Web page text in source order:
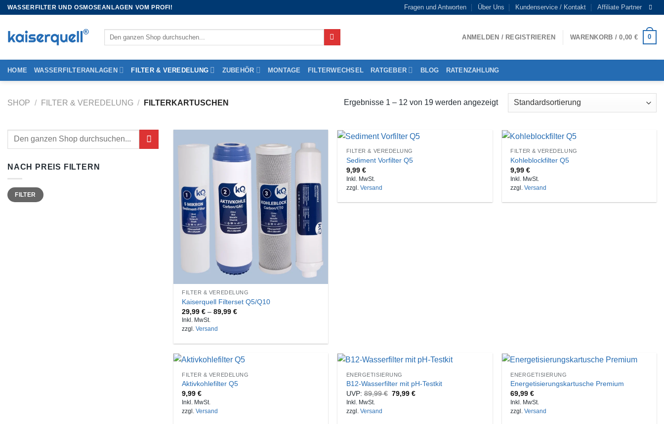
WASSERFILTER UND OSMOSEANLAGEN VOM PROFI! Fragen und Antworten Über Uns Kundenservice / Kontakt Affiliate Partner
ANMELDEN / REGISTRIEREN WARENKORB /0,00 € 0
HOME WASSERFILTERANLAGEN FILTER & VEREDELUNG ZUBEHÖR MONTAGE FILTERWECHSEL RATGEBER BLOG RATENZAHLUNG
SHOP / FILTER & VEREDELUNG / FILTERKARTUSCHEN Ergebnisse 1 – 12 von 19 werden angezeigt
NACH PREIS FILTERN
FILTER
FILTER & VEREDELUNG
Kaiserquell Filterset Q5/Q10
29,99€ –89,99€
Inkl. MwSt.
zzgl.Versand
FILTER & VEREDELUNG
Sediment Vorfilter Q5
9,99 €
Inkl. MwSt.
zzgl. Versand
FILTER & VEREDELUNG
Kohleblockfilter Q5
9,99€
Inkl. MwSt.
zzgl.Versand
FILTER & VEREDELUNG
Aktivkohlefilter Q5
9,99€
Inkl. MwSt.
zzgl.Versand
ENERGETISIERUNG
B12-Wasserfilter mit pH-Testkit
UVP: 89,99€ 79,99€
Inkl. MwSt.
zzgl. Versand
ENERGETISIERUNG
Energetisierungskartusche Premium
69,99€
Inkl. MwSt.
zzgl.Versand